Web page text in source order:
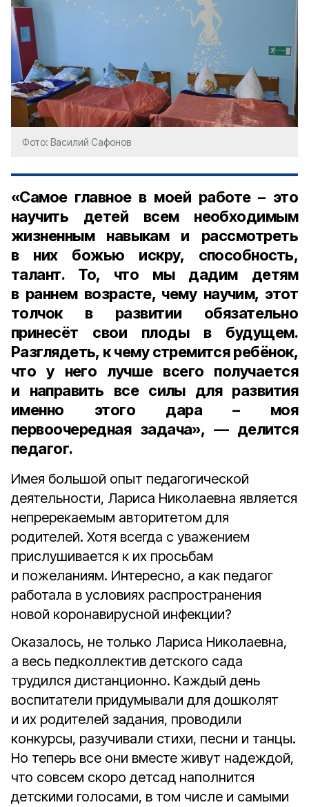
Фото: Василий Сафонов
«Самое главное в моей работе – это
научить детей всем необходимым
жизненным навыкам и рассмотреть
в них божью искру, способность,
талант. То, что мы дадим детям
в раннем возрасте, чему научим, этот
толчок в развитии обязательно
принесёт свои плоды в будущем.
Разглядеть, к чему стремится ребёнок,
что у него лучше всего получается
и направить все силы для развития
именно этого дара – моя
первоочередная задача», — делится
педагог.
Имея большой опыт педагогической
деятельности, Лариса Николаевна является
непререкаемым авторитетом для
родителей. Хотя всегда с уважением
прислушивается к их просьбам
и пожеланиям. Интересно, а как педагог
работала в условиях распространения
новой коронавирусной инфекции?
Оказалось, не только Лариса Николаевна,
а весь педколлектив детского сада
трудился дистанционно. Каждый день
воспитатели придумывали для дошколят
и их родителей задания, проводили
конкурсы, разучивали стихи, песни и танцы.
Но теперь все они вместе живут надеждой,
что совсем скоро детсад наполнится
детскими голосами, в том числе и самыми